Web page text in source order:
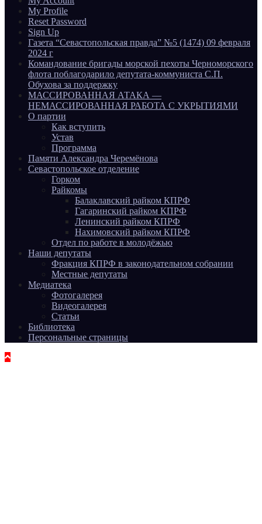
My Profile
Reset Password
Sign Up
Газета “Севастопольская правда” №5 (1474) 09 февраля
2024 г
Командование бригады морской пехоты Черноморского
флота поблагодарило депутата-коммуниста С.П.
Обухова за поддержку
МАССИРОВАННАЯ АТАКА —
НЕМАССИРОВАННАЯ РАБОТА С УКРЫТИЯМИ
О партии
Как вступить
Устав
Программа
Памяти Александра Черемёнова
Севастопольское отделение
Горком
Райкомы
Балаклавский райком КПРФ
Гагаринский райком КПРФ
Ленинский райком КПРФ
Нахимовский райком КПРФ
Отдел по работе в молодёжью
Наши депутаты
Фракция КПРФ в законодательном собрании
Местные депутаты
Медиатека
Фотогалерея
Видеогалерея
Статьи
Библиотека
Персональные страницы